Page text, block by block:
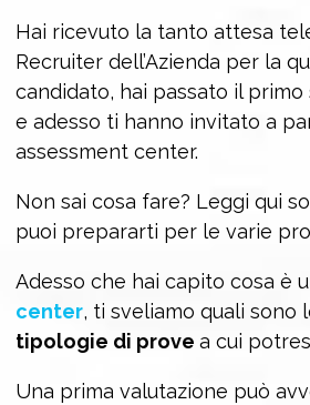
Hai ricevuto la tanto attesa
Recruiter dell’Azienda per la
candidato, hai passato il
e adesso ti hanno invitato a
assessment center.
Non sai cosa fare? Leggi qui
puoi prepararti per le varie
Adesso che hai capito cosa è
center, ti sveliamo quali sono
tipologie di prove a cui
Una prima valutazione può